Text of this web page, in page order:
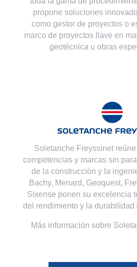
propone soluciones
como gestor de proyectos o
marco de proyectos llave en
geotécnica u obras
Soletanche Freyssinet
competencias y marcas sin
de la construcción y la
Bachy, Menard, Geoquest,
Sixense ponen su excelencia
del rendimiento y la durabilidad
Más información sobre